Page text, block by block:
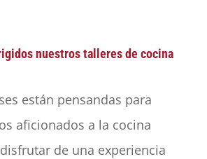
nuestros talleres de cocina
están pensandas para
aficionados a la cocina
de una experiencia